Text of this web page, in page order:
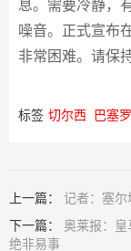
息。需要冷静，
噪音。正式宣布
非常困难。请保
标签 切尔西 巴塞
上一篇： 记者：塞尔
下一篇： 奥莱报：
绝非易事